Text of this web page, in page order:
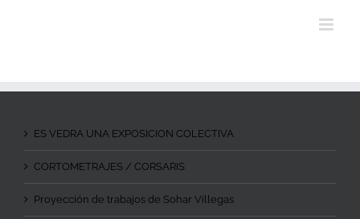
ES VEDRA UNA EXPOSICION COLECTIVA
CORTOMETRAJES / CORSARIS
Proyección de trabajos de Sohar Villegas